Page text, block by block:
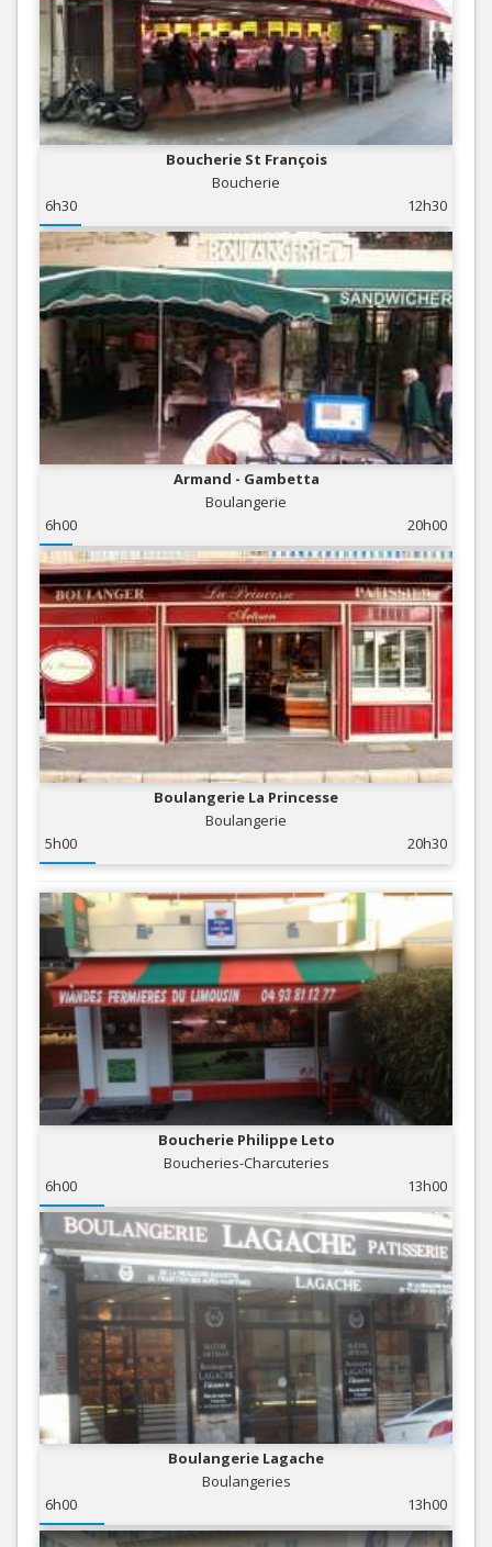
Boucherie St François
Boucherie
6h30
12h30
Armand - Gambetta
Boulangerie
6h00
20h00
Boulangerie La Princesse
Boulangerie
5h00
20h30
Boucherie Philippe Leto
Boucheries-Charcuteries
6h00
13h00
Boulangerie Lagache
Boulangeries
6h00
13h00